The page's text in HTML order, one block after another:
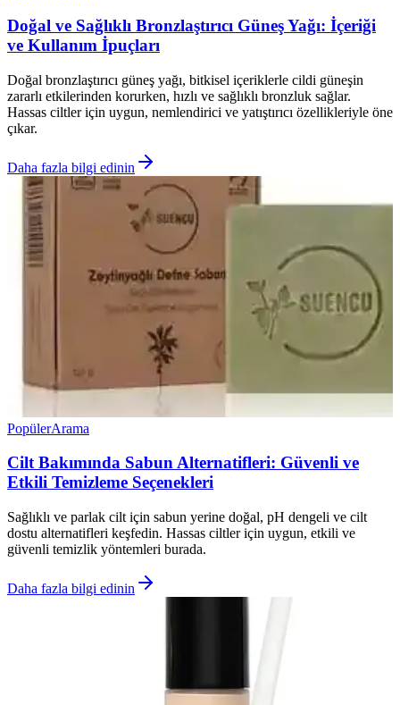
Doğal ve Sağlıklı Bronzlaştırıcı Güneş Yağı: İçeriği
ve Kullanım İpuçları
Doğal bronzlaştırıcı güneş yağı, bitkisel içeriklerle cildi güneşin
zararlı etkilerinden korurken, hızlı ve sağlıklı bronzluk sağlar.
Hassas ciltler için uygun, nemlendirici ve yatıştırıcı özellikleriyle öne
çıkar.
Daha fazla bilgi edinin
PopülerArama
Cilt Bakımında Sabun Alternatifleri: Güvenli ve
Etkili Temizleme Seçenekleri
Sağlıklı ve parlak cilt için sabun yerine doğal, pH dengeli ve cilt
dostu alternatifleri keşfedin. Hassas ciltler için uygun, etkili ve
güvenli temizlik yöntemleri burada.
Daha fazla bilgi edinin